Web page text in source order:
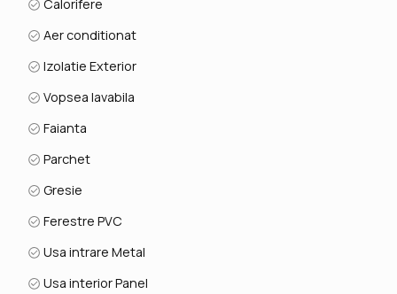
Calorifere
Aer conditionat
Izolatie Exterior
Vopsea lavabila
Faianta
Parchet
Gresie
Ferestre PVC
Usa intrare Metal
Usa interior Panel